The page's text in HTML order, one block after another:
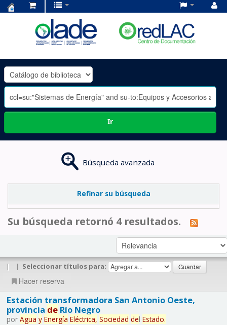
OLADE
-
Ir
Búsqueda avanzada
Refinar su búsqueda
Su búsqueda retornó 4 resultados.
| | Seleccionar títulos para:
Hacer reserva
Estación transformadora San Antonio Oeste,
provincia deRío Negro
por Agua y Energía Eléctrica, Sociedad del Estado.